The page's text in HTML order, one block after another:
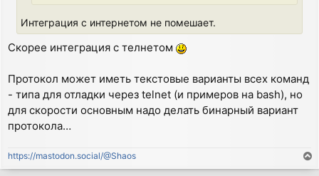
Интеграция с интернетом не помешает.
Скорее интеграция с телнетом
Протокол может иметь текстовые варианты всех команд
- типа для отладки через telnet (и примеров на bash), но
для скорости основным надо делать бинарный вариант
протокола…
https://mastodon.social/@Shaos
o